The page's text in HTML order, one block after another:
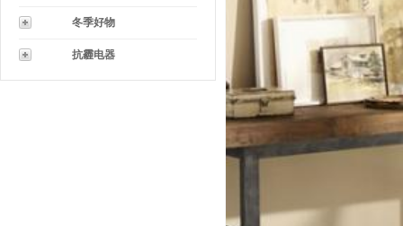
冬季好物
抗霾电器